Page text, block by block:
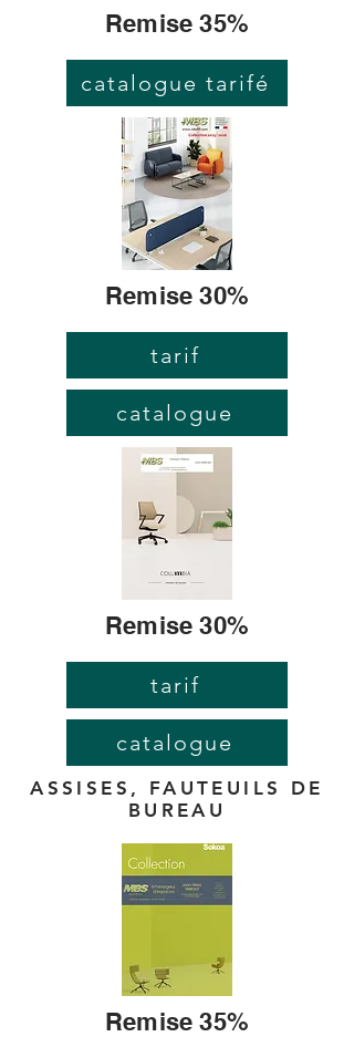
Remise 35%
catalogue tarifé
Remise 30%
tarif
catalogue
Remise 30%
tarif
catalogue
ASSISES, FAUTEUILS DE
BUREAU
Remise 35%